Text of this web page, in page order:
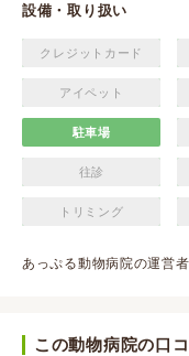
設備・取り扱い
クレジットカード
アイペット
駐車場
往診
トリミング
あっぷる動物病院の運営者
この動物病院の口コ